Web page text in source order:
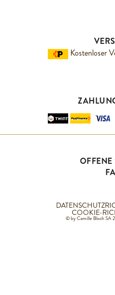
Kostenloser
OFFENE
COOKIE-
© by Camille Bloch SA